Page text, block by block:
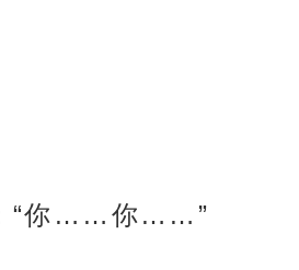
：“你……你……”